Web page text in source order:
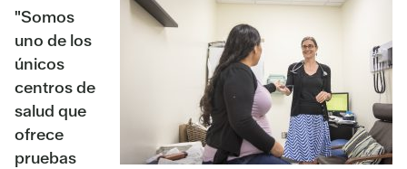
"Somos
uno de los
únicos
centros de
salud que
ofrece
pruebas